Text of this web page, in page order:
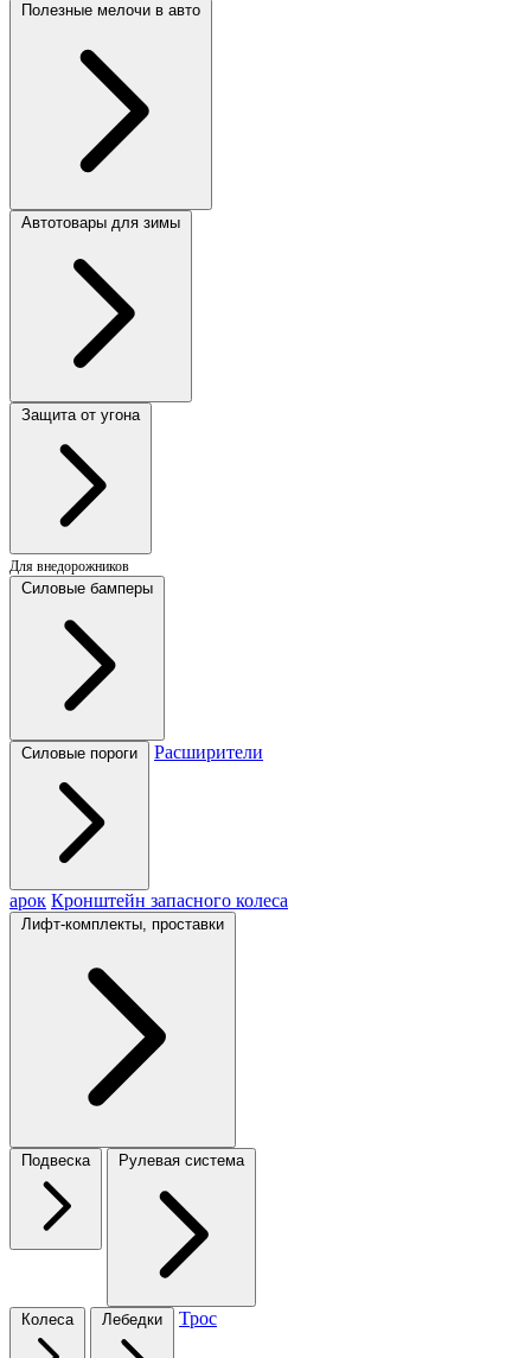
Полезные мелочи в авто
Автотовары для зимы
Защита от угона
Для внедорожников
Силовые бамперы
Силовые пороги Расширители
арок Кронштейн запасного колеса
Лифт-комплекты, проставки
Подвеска Рулевая система
Колеса Лебедки Трос